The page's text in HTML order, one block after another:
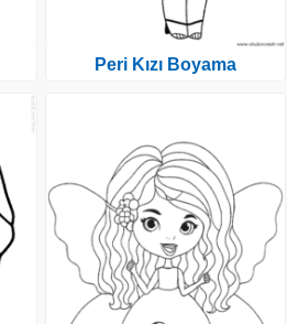
Peri Kızı Boyama